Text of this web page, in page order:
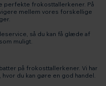
perfekte frokosttallerkener. På
mellem vores forskellige
så du kan få glæde af
muligt.
på frokosttallerkener. Vi har
du kan gøre en god handel.